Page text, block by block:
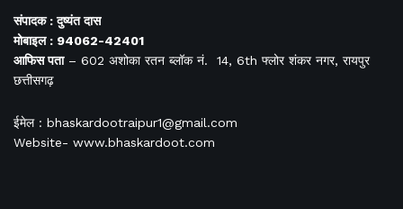
संपादक : दुष्यंत दास
मोबाइल : 94062-42401
आफिसपता– 602 अशोका रतन ब्लॉक नं. 14, 6th फ्लोर शंकर नगर, रायपुर
छत्तीसगढ़
ईमेल : bhaskardootraipur1@gmail.com
Website- www.bhaskardoot.com